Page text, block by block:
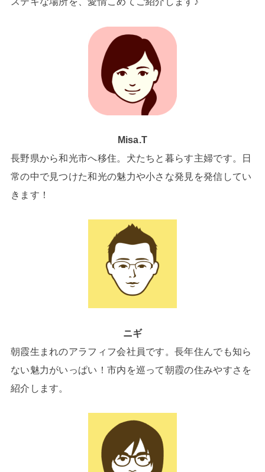
Misa.T
長野県から和光市へ移住。犬たちと暮らす主婦です。日
常の中で見つけた和光の魅力や小さな発見を発信してい
きます！
ニギ
朝霞生まれのアラフィフ会社員です。長年住んでも知ら
ない魅力がいっぱい！市内を巡って朝霞の住みやすさを
紹介します。